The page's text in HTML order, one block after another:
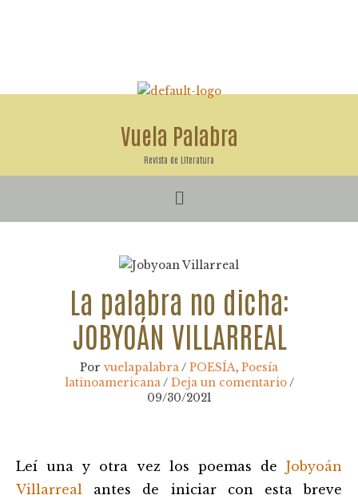
Vuela Palabra
Revista de Literatura
Menú
La palabra no dicha:
JOBYOÁN VILLARREAL
Porvuelapalabra/ POESÍA, Poesía
latinoamericana/ Deja un comentario /
09/30/2021
Leí una y otra vez los poemas de Jobyoán
Villarreal antes de iniciar con esta breve
de
entradas